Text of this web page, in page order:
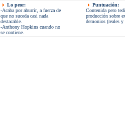
Lo peor:
-Acaba por aburrir, a fuerza de
que no suceda casi nada
destacable.
-Anthony Hopkins cuando no
se contiene.
Puntuación:
Contenida pero
producción sobre
demonios (reales y